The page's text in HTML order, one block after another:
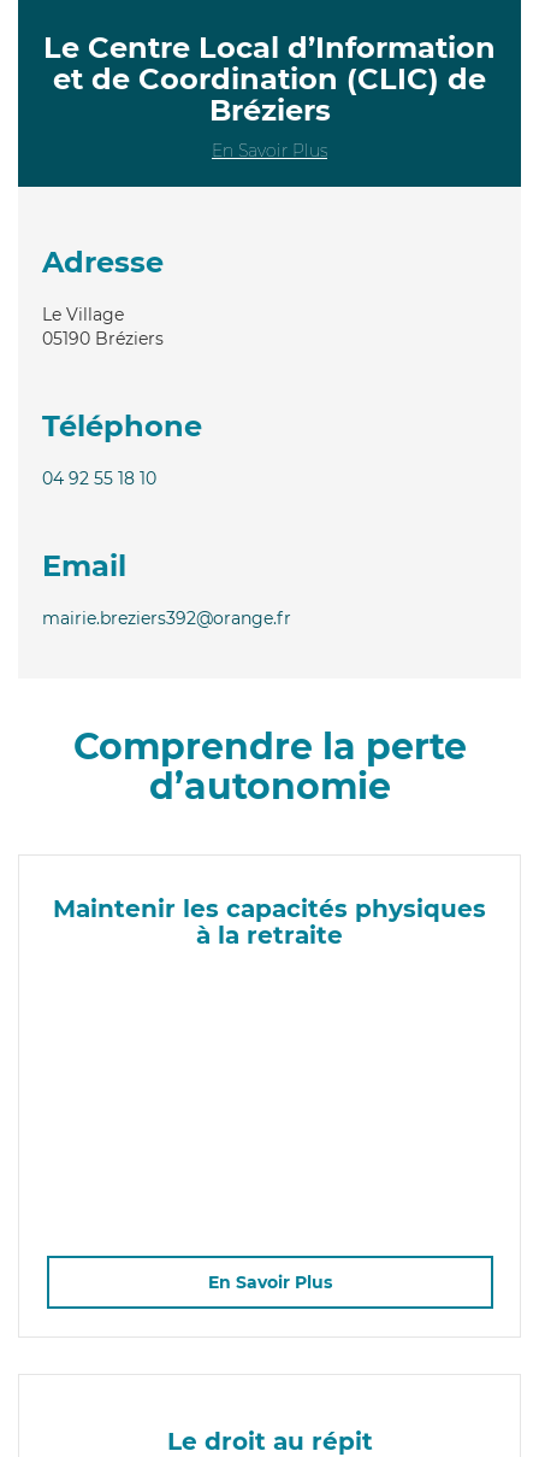
Le Centre Local d’Information
et de Coordination (CLIC) de
Bréziers
En Savoir Plus
Adresse
Le Village
05190 Bréziers
Téléphone
04 92 55 18 10
Email
mairie.breziers392@orange.fr
Comprendre la perte
d’autonomie
Maintenir les capacités physiques
à la retraite
En Savoir Plus
Le droit au répit